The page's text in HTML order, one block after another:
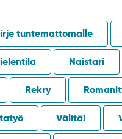
tuntemattomalle
Naistari
Rekry
Välitä!